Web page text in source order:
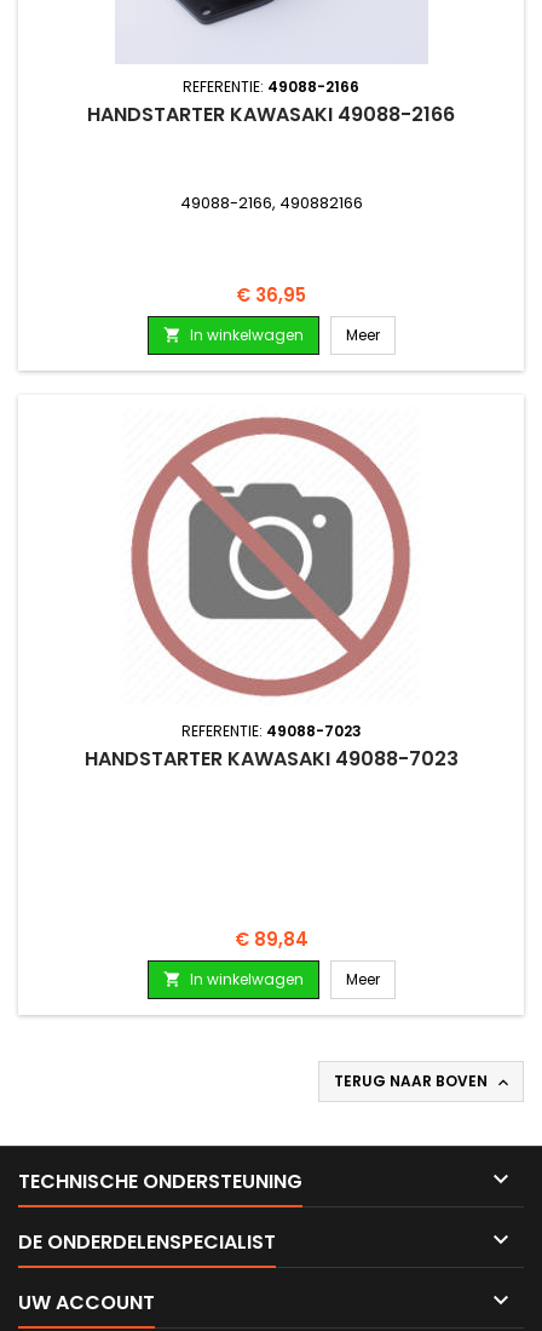
REFERENTIE: 49088-2166
HANDSTARTER KAWASAKI 49088-2166
49088-2166, 490882166
Prijs
€ 36,95
 In winkelwagen Meer
REFERENTIE: 49088-7023
HANDSTARTER KAWASAKI 49088-7023
Prijs
€ 89,84
 In winkelwagen Meer
TERUG NAAR BOVEN 
TECHNISCHE ONDERSTEUNING 
DE ONDERDELENSPECIALIST 
UW ACCOUNT 